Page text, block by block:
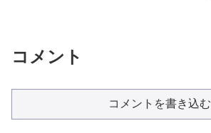
コメント
コメントを書き込む